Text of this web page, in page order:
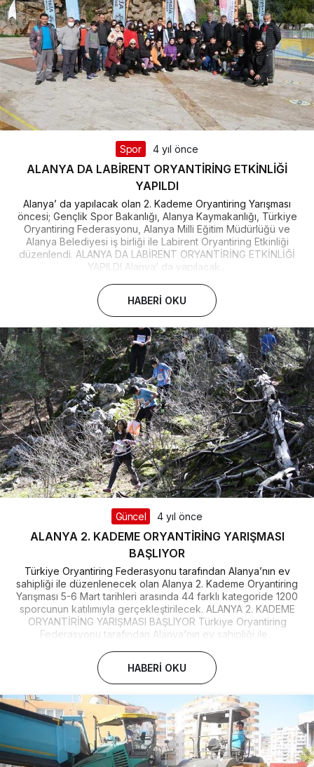
Spor 4 yıl önce
ALANYA DA LABİRENT ORYANTİRİNG ETKİNLİĞİ
YAPILDI
Alanya’ da yapılacak olan 2. Kademe Oryantiring Yarışması
öncesi; Gençlik Spor Bakanlığı, Alanya Kaymakanlığı, Türkiye
Oryantiring Federasyonu, Alanya Milli Eğitim Müdürlüğü ve
Alanya Belediyesi iş birliği ile Labirent Oryantiring Etkinliği
düzenlendi. ALANYA DA LABİRENT ORYANTİRİNG ETKİNLİĞİ
YAPILDI Alanya’ da yapılacak...
HABERI OKU
Güncel 4 yıl önce
ALANYA 2. KADEME ORYANTİRİNG YARIŞMASI
BAŞLIYOR
Türkiye Oryantiring Federasyonu tarafından Alanya’nın ev
sahipliği ile düzenlenecek olan Alanya 2. Kademe Oryantiring
Yarışması 5-6 Mart tarihleri arasında 44 farklı kategoride 1200
sporcunun katılımıyla gerçekleştirilecek. ALANYA 2. KADEME
ORYANTİRİNG YARIŞMASI BAŞLIYOR Türkiye Oryantiring
Federasyonu tarafından Alanya’nın ev sahipliği ile...
HABERI OKU